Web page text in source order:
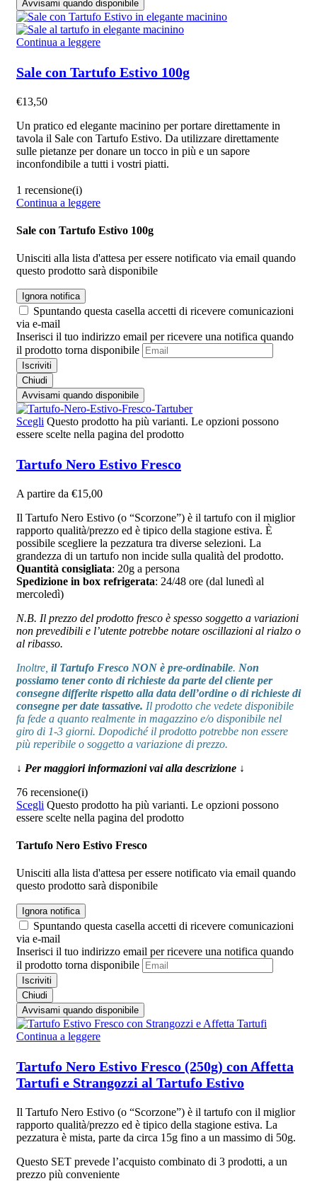
Avvisami quando disponibile
Continua a leggere
Sale con Tartufo Estivo 100g
€13,50
Un pratico ed elegante macinino per portare direttamente in
tavola il Sale con Tartufo Estivo. Da utilizzare direttamente
sulle pietanze per donare un tocco in più e un sapore
inconfondibile a tutti i vostri piatti.
1 recensione(i)
Continua a leggere
Sale con Tartufo Estivo 100g
Unisciti alla lista d'attesa per essere notificato via email quando
questo prodotto sarà disponibile
Ignora notifica
Spuntando questa casella accetti di ricevere comunicazioni
via e-mail
Inserisci il tuo indirizzo email per ricevere una notifica quando
il prodotto torna disponibile
Iscriviti
Chiudi
Avvisami quando disponibile
Scegli Questo prodotto ha più varianti. Le opzioni possono
essere scelte nella pagina del prodotto
Tartufo Nero Estivo Fresco
A partire da €15,00
Il Tartufo Nero Estivo (o “Scorzone”) è il tartufo con il miglior
rapporto qualità/prezzo ed è tipico della stagione estiva. È
possibile scegliere la pezzatura tra diverse selezioni. La
grandezza di un tartufo non incide sulla qualità del prodotto.
Quantità consigliata: 20g a persona
Spedizione in box refrigerata: 24/48 ore (dal lunedì al
mercoledì)
N.B. Il prezzo del prodotto fresco è spesso soggetto a variazioni
non prevedibili e l’utente potrebbe notare oscillazioni al rialzo o
al ribasso.
Inoltre, il Tartufo Fresco NON è pre-ordinabile. Non
possiamo tener conto di richieste da parte del cliente per
consegne differite rispetto alla data dell’ordine o di richieste di
consegne per date tassative. Il prodotto che vedete disponibile
fa fede a quanto realmente in magazzino e/o disponibile nel
giro di 1-3 giorni. Dopodiché il prodotto potrebbe non essere
più reperibile o soggetto a variazione di prezzo.
↓ Per maggiori informazioni vai alla descrizione ↓
76 recensione(i)
Scegli Questo prodotto ha più varianti. Le opzioni possono
essere scelte nella pagina del prodotto
Tartufo Nero Estivo Fresco
Unisciti alla lista d'attesa per essere notificato via email quando
questo prodotto sarà disponibile
Ignora notifica
Spuntando questa casella accetti di ricevere comunicazioni
via e-mail
Inserisci il tuo indirizzo email per ricevere una notifica quando
il prodotto torna disponibile
Iscriviti
Chiudi
Avvisami quando disponibile
Continua a leggere
Tartufo Nero Estivo Fresco (250g) con Affetta
Tartufi e Strangozzi al Tartufo Estivo
Il Tartufo Nero Estivo (o “Scorzone”) è il tartufo con il miglior
rapporto qualità/prezzo ed è tipico della stagione estiva. La
pezzatura è mista, parte da circa 15g fino a un massimo di 50g.
Questo SET prevede l’acquisto combinato di 3 prodotti, a un
prezzo più conveniente